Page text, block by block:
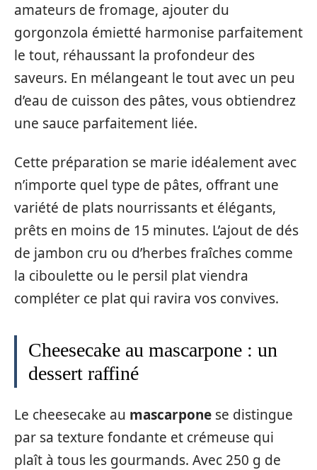
amateurs de fromage, ajouter du
gorgonzola émietté harmonise parfaitement
le tout, réhaussant la profondeur des
saveurs. En mélangeant le tout avec un peu
d’eau de cuisson des pâtes, vous obtiendrez
une sauce parfaitement liée.
Cette préparation se marie idéalement avec
n’importe quel type de pâtes, offrant une
variété de plats nourrissants et élégants,
prêts en moins de 15 minutes. L’ajout de dés
de jambon cru ou d’herbes fraîches comme
la ciboulette ou le persil plat viendra
compléter ce plat qui ravira vos convives.
Cheesecake au mascarpone : un
dessert raffiné
Le cheesecake au mascarpone se distingue
par sa texture fondante et crémeuse qui
plaît à tous les gourmands. Avec 250 g de